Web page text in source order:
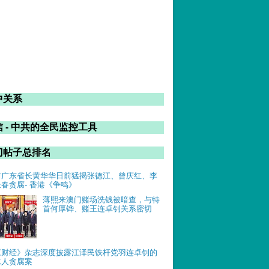
关系
- 中共的全民监控工具
帖子总排名
东省长黄华华日前猛揭张德江、曾庆红、李
贪腐- 香港《争鸣》
薄熙来澳门赌场洗钱被暗查，与特
首何厚铧、赌王连卓钊关系密切
经》杂志深度披露江泽民铁杆党羽连卓钊的
贪腐案